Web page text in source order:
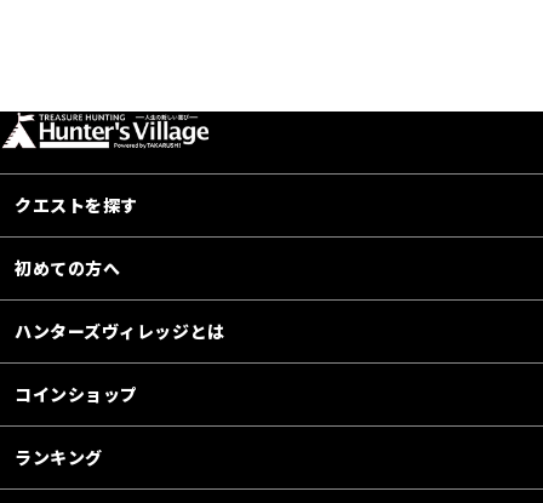
クエストを探す
初めての方へ
ハンターズヴィレッジとは
コインショップ
ランキング